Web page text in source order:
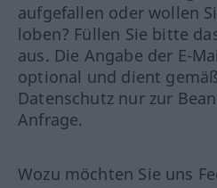
aufgefallen oder wollen
loben? Füllen Sie bitte
aus. Die Angabe der E-
optional und dient
Datenschutz nur zur
Anfrage.
Wozu möchten Sie uns